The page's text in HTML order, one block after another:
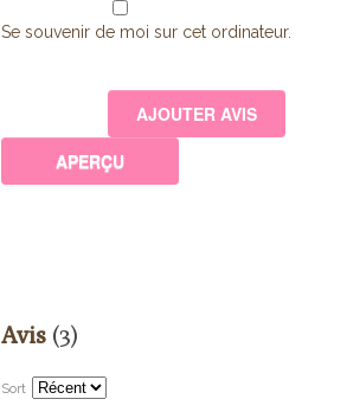
Se souvenir de moi sur cet ordinateur.
Avis (3)
Sort